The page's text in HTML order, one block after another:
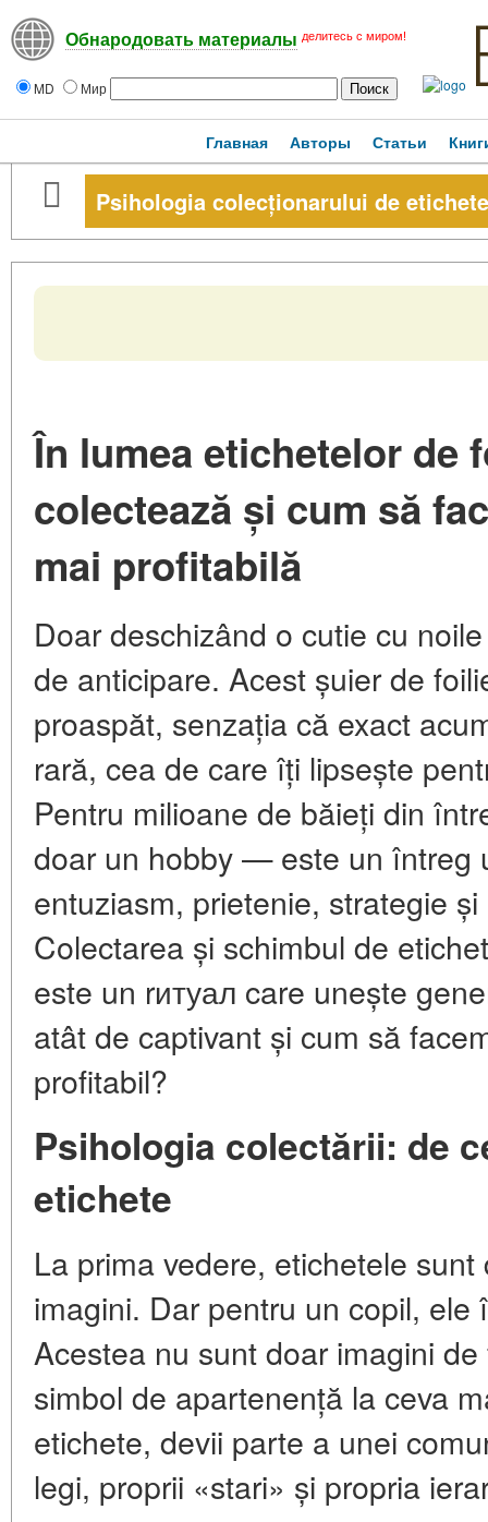
Обнародовать материалы делитесь с миром!
MD Мир
Главная Авторы Статьи
Psihologia colecționarului de
În lumea etichetelor de
colectează și cum să
mai profitabilă
Doar deschizând o cutie cu
de anticipare. Acest șuier de
proaspăt, senzația că exact
rară, cea de care îți lipsește
Pentru milioane de băieți din
doar un hobby — este un întreg
entuziasm, prietenie, strategie
Colectarea și schimbul de
este un rитуал care unește
atât de captivant și cum să
profitabil?
Psihologia colectării: de
etichete
La prima vedere, etichetele
imagini. Dar pentru un copil,
Acestea nu sunt doar imagini
simbol de apartenență la ceva
etichete, devii parte a unei
legi, proprii «stari» și propria